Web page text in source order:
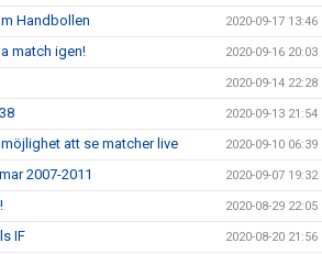
Handbollen 2020-09-17 13:46
match igen! 2020-09-16 20:03
2020-09-14 22:28
2020-09-13 21:54
att se matcher live 2020-09-10 06:39
2007-2011 2020-09-07 19:32
2020-08-29 22:05
IF 2020-08-20 21:56